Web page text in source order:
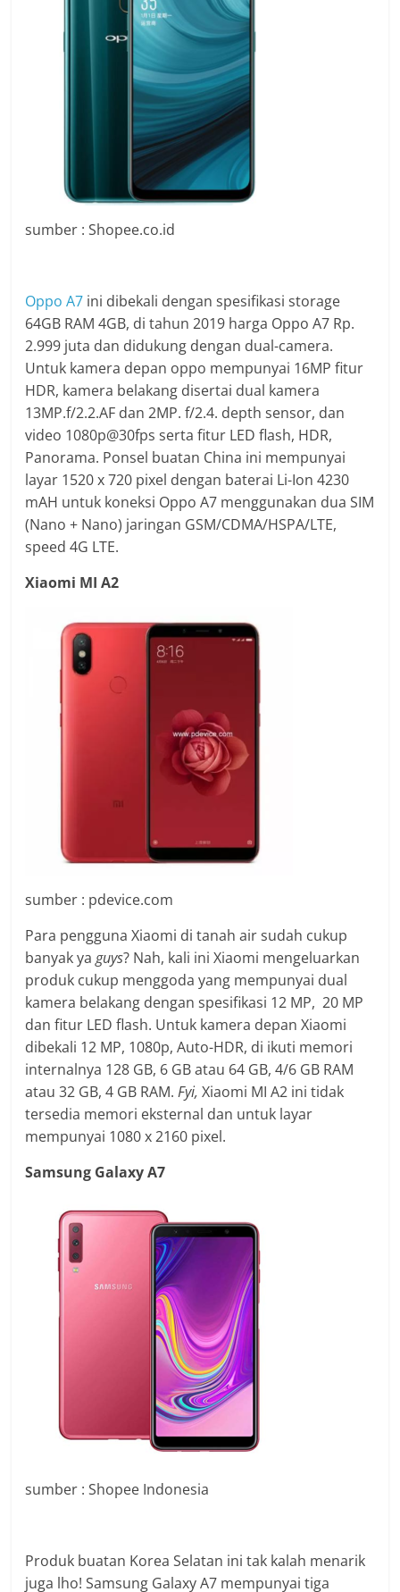
sumber : Shopee.co.id
Oppo A7 ini dibekali dengan spesifikasi storage
64GB RAM 4GB, di tahun 2019 harga Oppo A7 Rp.
2.999 juta dan didukung dengan dual-camera.
Untuk kamera depan oppo mempunyai 16MP fitur
HDR, kamera belakang disertai dual kamera
13MP.f/2.2.AF dan 2MP. f/2.4. depth sensor, dan
video 1080p@30fps serta fitur LED flash, HDR,
Panorama. Ponsel buatan China ini mempunyai
layar 1520 x 720 pixel dengan baterai Li-Ion 4230
mAH untuk koneksi Oppo A7 menggunakan dua SIM
(Nano + Nano) jaringan GSM/CDMA/HSPA/LTE,
speed 4G LTE.
Xiaomi MI A2
sumber : pdevice.com
Para pengguna Xiaomi di tanah air sudah cukup
banyak ya guys? Nah, kali ini Xiaomi mengeluarkan
produk cukup menggoda yang mempunyai dual
kamera belakang dengan spesifikasi 12 MP, 20 MP
dan fitur LED flash. Untuk kamera depan Xiaomi
dibekali 12 MP, 1080p, Auto-HDR, di ikuti memori
internalnya 128 GB, 6 GB atau 64 GB, 4/6 GB RAM
atau 32 GB, 4 GB RAM.Fyi,Xiaomi MI A2 ini tidak
tersedia memori eksternal dan untuk layar
mempunyai 1080 x 2160 pixel.
Samsung Galaxy A7
sumber : Shopee Indonesia
Produk buatan Korea Selatan ini tak kalah menarik
juga lho! Samsung Galaxy A7 mempunyai tiga